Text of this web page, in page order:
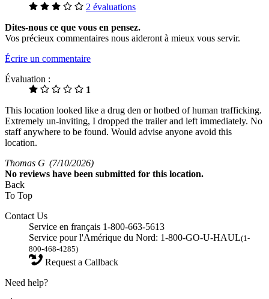
2 évaluations
Dites-nous ce que vous en pensez.
Vos précieux commentaires nous aideront à mieux vous servir.
Écrire un commentaire
Évaluation :
1
This location looked like a drug den or hotbed of human trafficking.
Extremely un-inviting, I dropped the trailer and left immediately. No
staff anywhere to be found. Would advise anyone avoid this
location.
Thomas G (7/10/2026)
No reviews have been submitted for this location.
Back
To Top
Contact Us
Service en français 1-800-663-5613
Service pour l'Amérique du Nord: 1-800-GO-U-HAUL(1-
800-468-4285)
Request a Callback
Need help?